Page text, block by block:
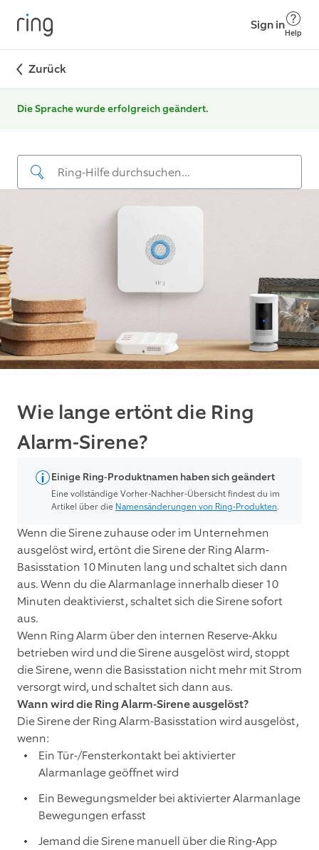
Sign in
Help
Zurück
Die Sprache wurde erfolgreich geändert.
Wie lange ertönt die Ring
Alarm-Sirene?
Einige Ring-Produktnamen haben sich geändert
Eine vollständige Vorher-Nachher-Übersicht findest du im
Artikel über die Namensänderungen von Ring-Produkten.
Wenn die Sirene zuhause oder im Unternehmen
ausgelöst wird, ertönt die Sirene der Ring Alarm-
Basisstation 10 Minuten lang und schaltet sich dann
aus. Wenn du die Alarmanlage innerhalb dieser 10
Minuten deaktivierst, schaltet sich die Sirene sofort
aus.
Wenn Ring Alarm über den internen Reserve-Akku
betrieben wird und die Sirene ausgelöst wird, stoppt
die Sirene, wenn die Basisstation nicht mehr mit Strom
versorgt wird, und schaltet sich dann aus.
Wann wird die Ring Alarm-Sirene ausgelöst?
Die Sirene der Ring Alarm-Basisstation wird ausgelöst,
wenn:
Ein Tür-/Fensterkontakt bei aktivierter
Alarmanlage geöffnet wird
Ein Bewegungsmelder bei aktivierter Alarmanlage
Bewegungen erfasst
Jemand die Sirene manuell über die Ring-App